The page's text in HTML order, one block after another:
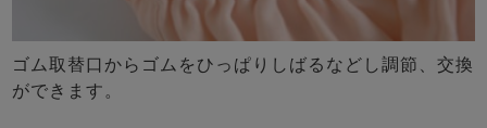
ゴム取替口からゴムをひっぱりしばるなどし調節、交換
ができます。